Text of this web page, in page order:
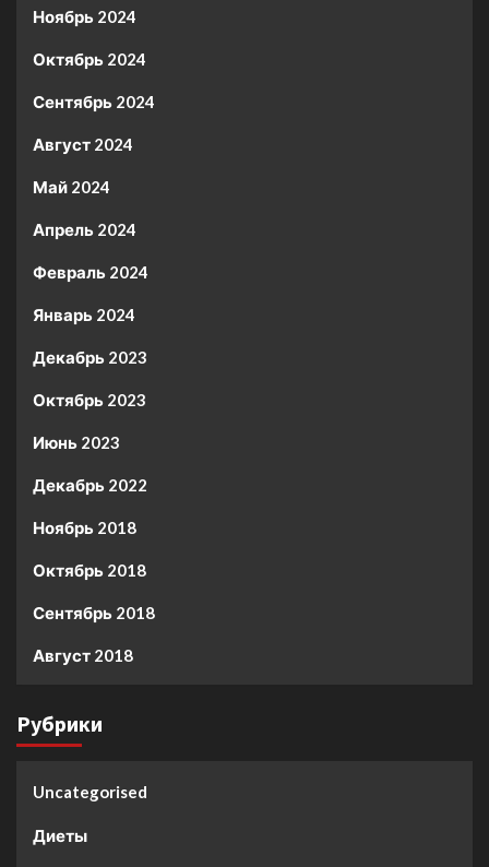
Ноябрь 2024
Октябрь 2024
Сентябрь 2024
Август 2024
Май 2024
Апрель 2024
Февраль 2024
Январь 2024
Декабрь 2023
Октябрь 2023
Июнь 2023
Декабрь 2022
Ноябрь 2018
Октябрь 2018
Сентябрь 2018
Август 2018
Рубрики
Uncategorised
Диеты